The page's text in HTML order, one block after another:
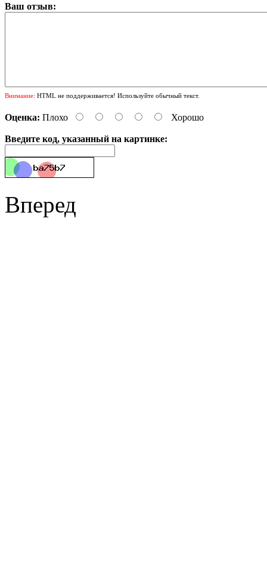
Ваш отзыв:
Внимание: HTML не поддерживается! Используйте обычный текст.
Оценка: Плохо Хорошо
Введите код, указанный на картинке:
Вперед